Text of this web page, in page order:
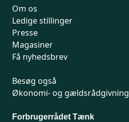
Om os
Ledige stillinger
Presse
Magasiner
Få nyhedsbrev
Besøg også
Økonomi- og gældsrådgivning
Forbrugerrådet Tænk